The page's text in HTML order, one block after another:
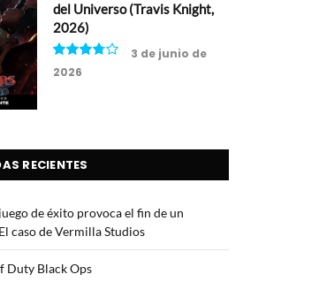
del Universo (Travis Knight,
2026)
7.5
3 de junio de
2026
RECIENTES
de éxito provoca el fin de un
caso de Vermilla Studios
Duty Black Ops